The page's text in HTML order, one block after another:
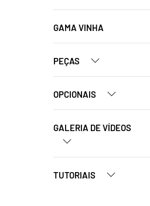
GAMA VINHA
PEÇAS
OPCIONAIS
GALERIA DE VÍDEOS
TUTORIAIS